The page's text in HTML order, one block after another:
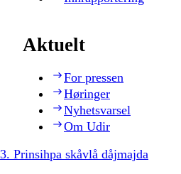
Aktuelt
For pressen
Høringer
Nyhetsvarsel
Om Udir
3. Prinsihpa skåvlå dåjmajda